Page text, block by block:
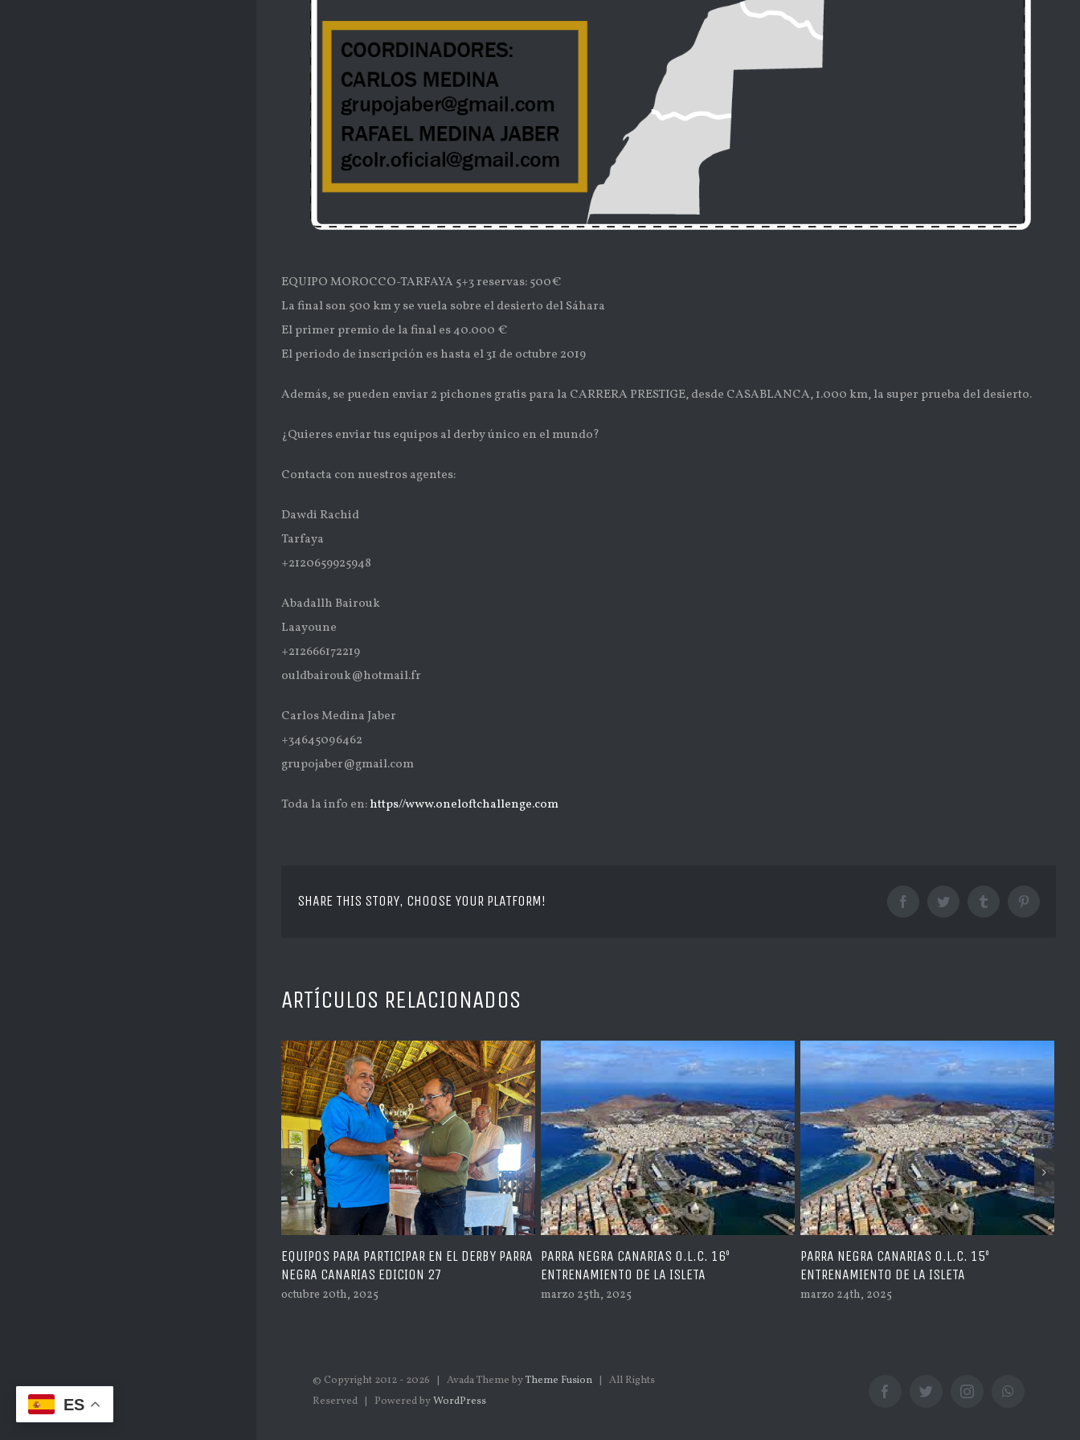
EQUIPO MOROCCO-TARFAYA 5+3 reservas: 500€
La final son 500 km y se vuela sobre el desierto del Sáhara
El primer premio de la final es 40.000 €
El periodo de inscripción es hasta el 31 de octubre 2019
Además, se pueden enviar 2 pichones gratis para la CARRERA PRESTIGE, desde CASABLANCA, 1.000 km, la super prueba del desierto.
¿Quieres enviar tus equipos al derby único en el mundo?
Contacta con nuestros agentes:
Dawdi Rachid
Tarfaya
+2120659925948
Abadallh Bairouk
Laayoune
+212666172219
ouldbairouk@hotmail.fr
Carlos Medina Jaber
+34645096462
grupojaber@gmail.com
Toda la info en:https//www.oneloftchallenge.com
SHARE THIS STORY, CHOOSE YOUR PLATFORM! Facebook Twitter Tumblr
ARTÍCULOS RELACIONADOS
EQUIPOS PARA PARTICIPAR EN EL DERBY PARRA
NEGRA CANARIAS EDICION 27
octubre 20th, 2025
PARRA NEGRA CANARIAS O.L.C. 16º
ENTRENAMIENTO DE LA ISLETA
PARRA NEGRA CANARIAS O.L.C. 15º
ENTRENAMIENTO DE LA ISLETA
ACTIVACIÓN 2025
© Copyright 2012 - 2026 | Avada Theme byTheme Fusion| All Rights
Reserved | Powered byWordPress
FacebookTwitterInstagramWhatsApp
ES